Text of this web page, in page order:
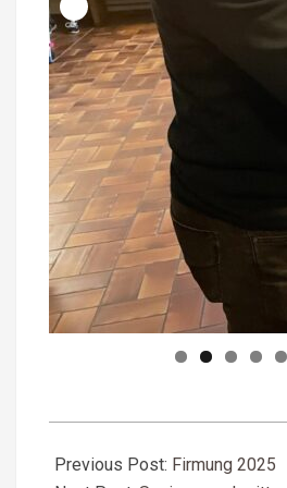
02-
Previous Post: Firmung 2025